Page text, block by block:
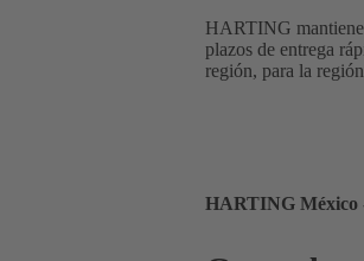
HARTING mantiene
plazos de entrega
región, para la
HARTING México